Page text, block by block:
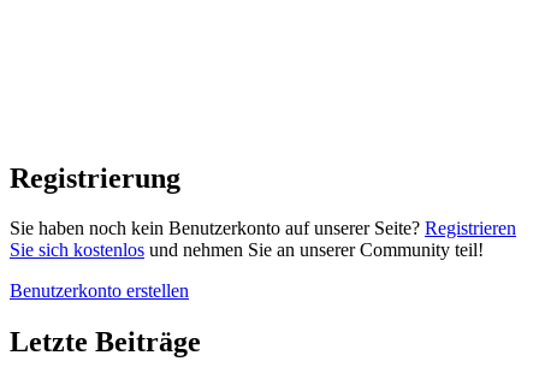
Registrierung
Sie haben noch kein Benutzerkonto auf unserer Seite? Registrieren
Sie sich kostenlos und nehmen Sie an unserer Community teil!
Benutzerkonto erstellen
Letzte Beiträge